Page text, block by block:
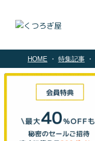
HOME 特集記事